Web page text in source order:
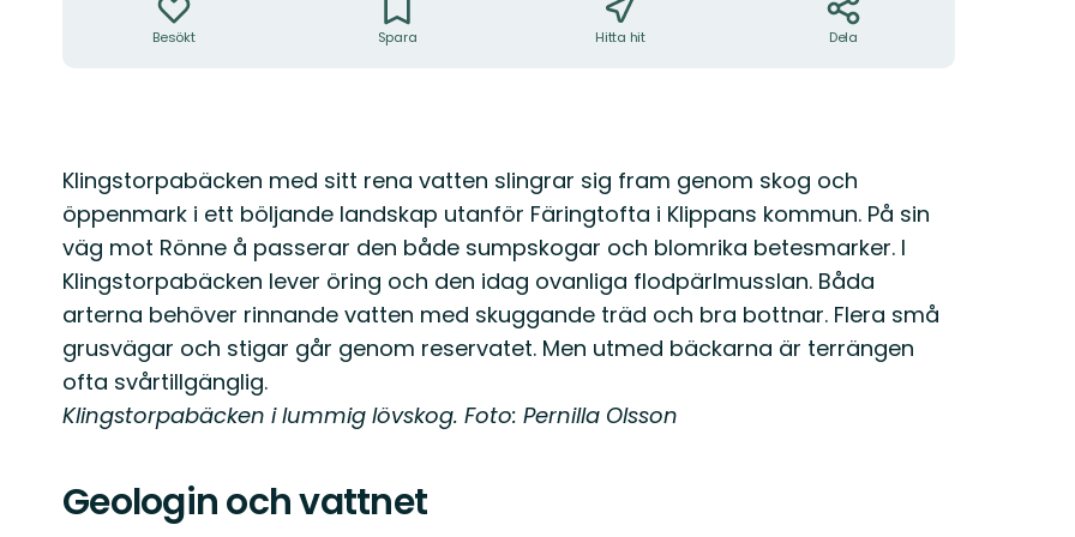
Besökt Spara Hitta hit Dela
Beskrivning
Klingstorpabäcken med sitt rena vatten slingrar sig fram genom skog och
öppenmark i ett böljande landskap utanför Färingtofta i Klippans kommun. På sin
väg mot Rönne å passerar den både sumpskogar och blomrika betesmarker. I
Klingstorpabäcken lever öring och den idag ovanliga flodpärlmusslan. Båda
arterna behöver rinnande vatten med skuggande träd och bra bottnar. Flera små
grusvägar och stigar går genom reservatet. Men utmed bäckarna är terrängen
ofta svårtillgänglig.
Klingstorpabäcken i lummig lövskog. Foto: Pernilla Olsson
Geologin och vattnet